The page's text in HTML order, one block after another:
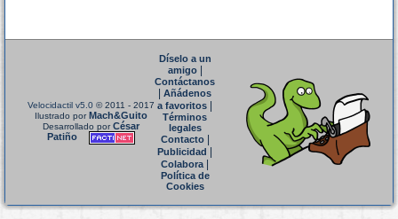
Velocidactil v5.0 © 2011 - 2017
Ilustrado porMach&Guito
Desarrollado porCésar
Patiño
Díselo a un
amigo|
Contáctanos
Añádenos
a favoritos
Términos
legales
Contacto|
Publicidad
Colabora|
Política de
Cookies